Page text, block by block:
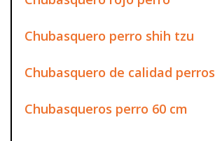
Chubasquero perro shih tzu
Chubasquero de calidad perros
Chubasqueros perro 60 cm